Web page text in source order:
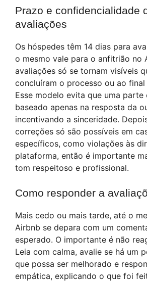
Prazo e confidencialidade
avaliações
Os hóspedes têm 14 dias para
o mesmo vale para o anfitrião no
avaliações só se tornam visíveis
concluíram o processo ou ao final
Esse modelo evita que uma parte
baseado apenas na resposta da
incentivando a sinceridade.
correções só são possíveis em
específicos, como violações às
plataforma, então é importante
tom respeitoso e profissional.
Como responder a
Mais cedo ou mais tarde, até o
Airbnb se depara com um
esperado. O importante é não
Leia com calma, avalie se há um
que possa ser melhorado e
empática, explicando o que foi